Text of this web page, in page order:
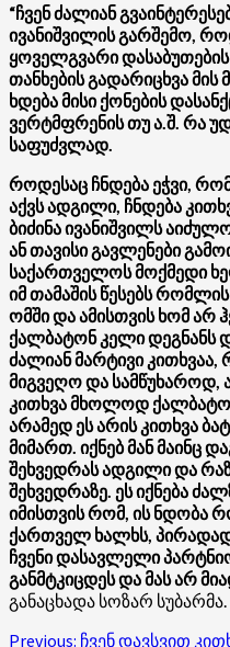
“ჩვენ ძალიან
ივანიშვილის გარშემო,
ყოველგვარი დასაბუთების
თანხების გადარიცხვა
ხდება მისი ქონების
ვერტმფრენის თუ ა.შ. რა
საფუძვლად.
როდესაც ჩნდება ეჭვი,
აქვს ადგილი, ჩნდება
ბიძინა ივანიშვილს
ან თავისი გავლენები
საქართველოს მოქმედი
იმ თამაშის წესებს
ომში და ამისთვის ხომ არ
ქალბატონ კელი დეგნანს
ძალიან მარტივი კითხვაა,
მიგვეღო და სამწუხაროდ,
კითხვა მხოლოდ
არამედ ეს არის კითხვა
მიმართ. იქნებ მან მაინც
შეხვედრას ადგილი და
შეხვედრაზე. ეს იქნება
იმისთვის რომ, ის ნდობა
ქართველ ხალხს, პირადად
ჩვენი დასავლელი
განმტკიცდეს და მას არ
განაცხადა სოზარ სუბარმა.
Previous: ჩვენ დავსვით